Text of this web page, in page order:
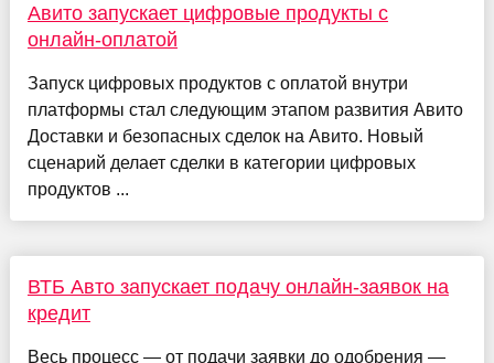
Авито запускает цифровые продукты с
онлайн-оплатой
Запуск цифровых продуктов с оплатой внутри
платформы стал следующим этапом развития Авито
Доставки и безопасных сделок на Авито. Новый
сценарий делает сделки в категории цифровых
продуктов ...
ВТБ Авто запускает подачу онлайн-заявок на
кредит
Весь процесс — от подачи заявки до одобрения —